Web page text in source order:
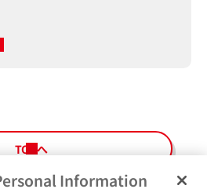
TOPへ
Information